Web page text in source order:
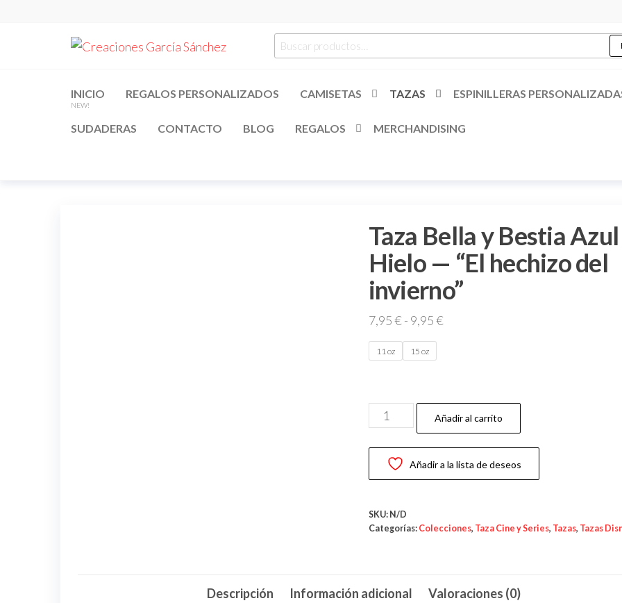
Creaciones
García
personalizados
Buscar
por:
INICIO
NEW!
REGALOS PERSONALIZADOS CAMISETAS TAZAS ESPINILLERAS
SUDADERAS CONTACTO BLOG REGALOS MERCHANDISING
Taza Bella y Bestia Azul
Hielo — “El hechizo del
invierno”
7,95€- 9,95€Rango
hasta
9,95 €
11 oz 15 oz
Taza
Bella
y
Bestia
Hielo
—
del
Añadir al carrito
Añadir a la lista de deseos
SKU: N/D
Categorías: Colecciones, Taza Cine y Series, Tazas, Tazas
Descripción Información adicional Valoraciones (0)